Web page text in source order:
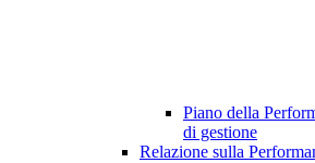
Piano della
di gestione
Relazione sulla